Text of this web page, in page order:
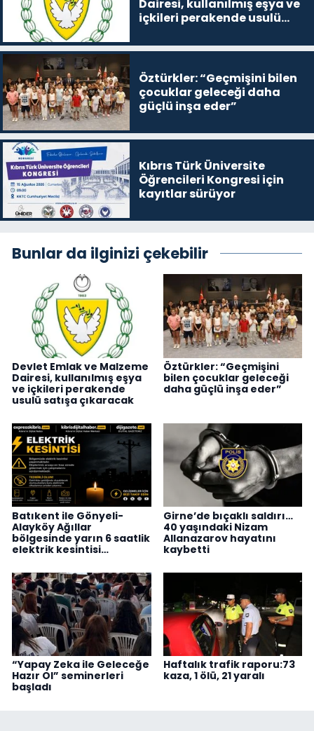
Dairesi, kullanılmış eşya ve
içkileri perakende usulü
Öztürkler: “Geçmişini bilen
çocuklar geleceği daha
güçlü inşa eder”
Kıbrıs Türk Üniversite
Öğrencileri Kongresi için
kayıtlar sürüyor
Bunlar da ilginizi çekebilir
Devlet Emlak ve Malzeme
Dairesi, kullanılmış eşya
ve içkileri perakende
usulü satışa çıkaracak
Öztürkler: “Geçmişini
bilen çocuklar geleceği
daha güçlü inşa eder”
Batıkent ile Gönyeli-
Alayköy Ağıllar
bölgesinde yarın 6 saatlik
elektrik kesintisi…
Girne’de bıçaklı saldırı…
40 yaşındaki Nizam
Allanazarov hayatını
kaybetti
“Yapay Zeka ile Geleceğe
Hazır Ol” seminerleri
başladı
Haftalık trafik raporu:73
kaza, 1 ölü, 21 yaralı